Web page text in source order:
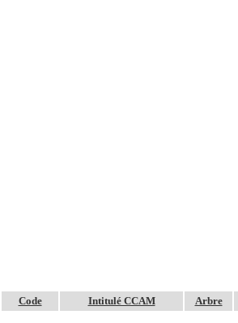
Code Intitulé CCAM Arbre